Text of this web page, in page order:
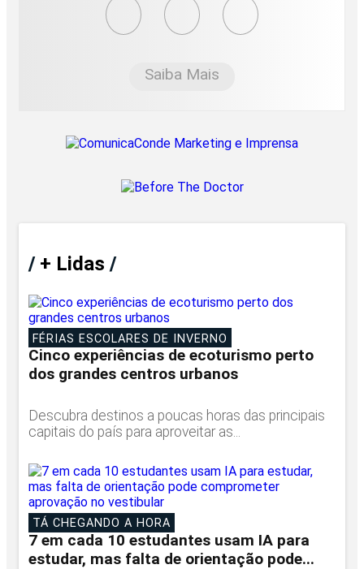
Saiba Mais
/+ Lidas /
FÉRIAS ESCOLARES DE INVERNO
Cinco experiências de ecoturismo perto
dos grandes centros urbanos
Descubra destinos a poucas horas das principais
capitais do país para aproveitar as...
TÁ CHEGANDO A HORA
7 em cada 10 estudantes usam IA para
estudar, mas falta de orientação pode...